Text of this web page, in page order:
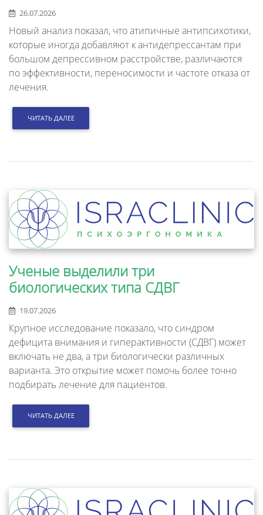
26.07.2026
Новый анализ показал, что атипичные антипсихотики,
которые иногда добавляют к антидепрессантам при
большом депрессивном расстройстве, различаются
по эффективности, переносимости и частоте отказа от
лечения.
ЧИТАТЬ ДАЛЕЕ
Ученые выделили три
биологических типа СДВГ
19.07.2026
Крупное исследование показало, что синдром
дефицита внимания и гиперактивности (СДВГ) может
включать не два, а три биологически различных
варианта. Это открытие может помочь более точно
подбирать лечение для пациентов.
ЧИТАТЬ ДАЛЕЕ